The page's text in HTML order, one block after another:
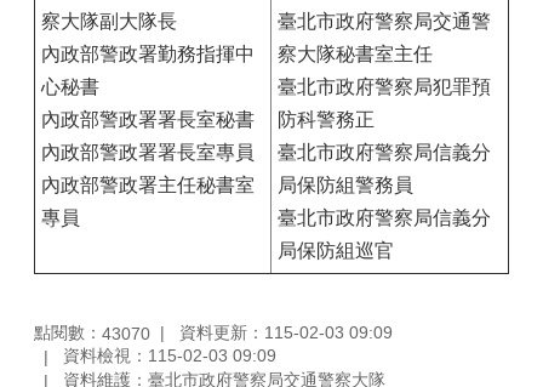
察大隊副大隊長
內政部警政署勤務指揮中
心秘書
內政部警政署署長室秘書
內政部警政署署長室專員
內政部警政署主任秘書室
專員
臺北市政府警察局交通警
察大隊秘書室主任
臺北市政府警察局犯罪預
防科警務正
臺北市政府警察局信義分
局保防組警務員
臺北市政府警察局信義分
局保防組巡官
點閱數： 43070
資料更新：115-02-03 09:09
資料檢視：115-02-03 09:09
資料維護：臺北市政府警察局交通警察大隊